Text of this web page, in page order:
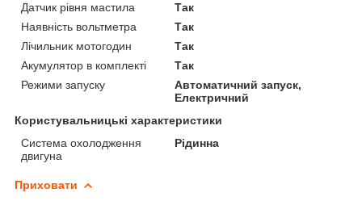
Датчик рівня мастила
Так
Наявність вольтметра
Так
Лічильник мотогодин
Так
Акумулятор в комплекті
Так
Режими запуску
Автоматичний запуск,
Електричний
Користувальницькі характеристики
Система охолодження
двигуна
Рідинна
Приховати